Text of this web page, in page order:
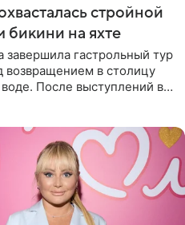
стройной
на яхте
завершила гастрольный тур
в столицу
После выступлений в